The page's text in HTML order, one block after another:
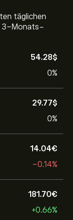
täglichen
3-Monats-
54.28‎$‎
0%
29.77‎$‎
0%
14.04‎€‎
-0.14%
181.70‎€‎
+0.66%